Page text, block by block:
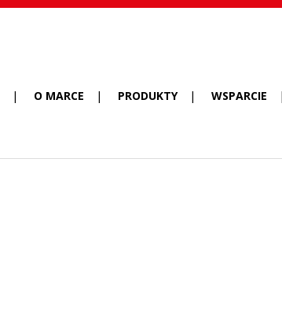
O MARCE PRODUKTY WSPARCIE